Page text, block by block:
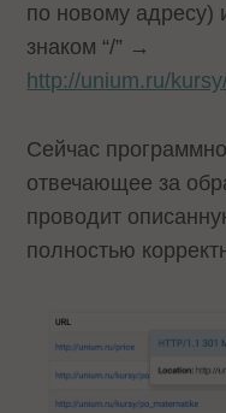
по новому адресу)
знаком “/” →
http://unium.ru/
Сейчас
отвечающее за
проводит
полностью